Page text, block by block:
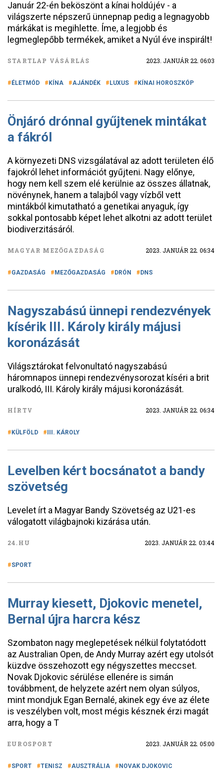
Január 22-én beköszönt a kínai holdújév - a
világszerte népszerű ünnepnap pedig a legnagyobb
márkákat is megihlette. Íme, a legjobb és
legmeglepőbb termékek, amiket a Nyúl éve inspirált!
STARTLAP VÁSÁRLÁS 2023. JANUÁR 22. 06:03
ÉLETMÓD KÍNA AJÁNDÉK LUXUS KÍNAI HOROSZKÓP
Önjáró drónnal gyűjtenek mintákat
a fákról
A környezeti DNS vizsgálatával az adott területen élő
fajokról lehet információt gyűjteni. Nagy előnye,
hogy nem kell szem elé kerülnie az összes állatnak,
növénynek, hanem a talajból vagy vízből vett
mintákból kimutatható a genetikai anyaguk, így
sokkal pontosabb képet lehet alkotni az adott terület
biodiverzitásáról.
MAGYAR MEZŐGAZDASÁG 2023. JANUÁR 22. 06:34
GAZDASÁG MEZŐGAZDASÁG DRÓN DNS
Nagyszabású ünnepi rendezvények
kísérik III. Károly király májusi
koronázását
Világsztárokat felvonultató nagyszabású
háromnapos ünnepi rendezvénysorozat kíséri a brit
uralkodó, III. Károly király májusi koronázását.
HÍRTV 2023. JANUÁR 22. 06:34
KÜLFÖLD III. KÁROLY
Levelben kért bocsánatot a bandy
szövetség
Levelet írt a Magyar Bandy Szövetség az U21-es
válogatott világbajnoki kizárása után.
24.HU 2023. JANUÁR 22. 03:44
SPORT
Murray kiesett, Djokovic menetel,
Bernal újra harcra kész
Szombaton nagy meglepetések nélkül folytatódott
az Australian Open, de Andy Murray azért egy utolsót
küzdve összehozott egy négyszettes meccset.
Novak Djokovic sérülése ellenére is simán
továbbment, de helyzete azért nem olyan súlyos,
mint mondjuk Egan Bernalé, akinek egy éve az élete
is veszélyben volt, most mégis késznek érzi magát
arra, hogy a T
EUROSPORT 2023. JANUÁR 22. 05:00
SPORT TENISZ AUSZTRÁLIA
NOVAK DJOKOVIC